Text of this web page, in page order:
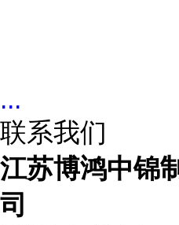
...
联系我们
江苏博鸿中锦
司